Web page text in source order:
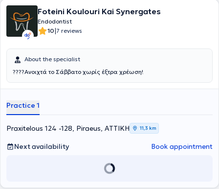
Foteini Koulouri Kai Synergates
Endodontist
10|7 reviews
About the specialist
????Ανοιχτά το Σάββατο χωρίς έξτρα χρέωση!
Practice 1
Praxitelous 124 -128, Piraeus, ΑΤΤΙΚΗ 11,3 km
Next availability Book appointment